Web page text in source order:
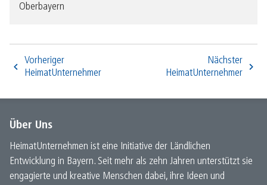
Oberbayern
Vorheriger
HeimatUnternehmer
Nächster
HeimatUnternehmer
Über Uns
HeimatUnternehmen ist eine Initiative der Ländlichen
Entwicklung in Bayern. Seit mehr als zehn Jahren unterstützt sie
engagierte und kreative Menschen dabei, ihre Ideen und